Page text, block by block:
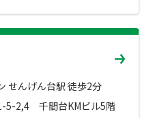
わせはこちら
せんげん台駅 徒歩2分
5-2,4 千間台KMビル5階